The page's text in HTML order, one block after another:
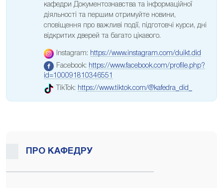
кафедри Документознавства та інформаційної
діяльності та першим отримуйте новини,
сповіщення про важливі події, підготовчі курси, дні
відкритих дверей та багато цікавого.
Instagram: https://www.instagram.com/duikt.did
Facebook: https://www.facebook.com/profile.php?
id=100091810346551
TikTok: https://www.tiktok.com/@kafedra_did_
ПРО КАФЕДРУ